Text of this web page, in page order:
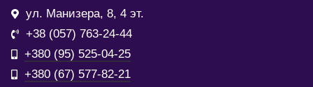
ул. Манизера, 8, 4 эт.
+38 (057) 763-24-44
+380 (95) 525-04-25
+380 (67) 577-82-21